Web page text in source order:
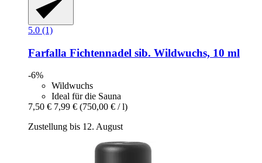
5.0 (1)
Farfalla Fichtennadel sib. Wildwuchs, 10 ml
-6%
Wildwuchs
Ideal für die Sauna
7,50 € 7,99 € (750,00 € / l)
Zustellung bis 12. August